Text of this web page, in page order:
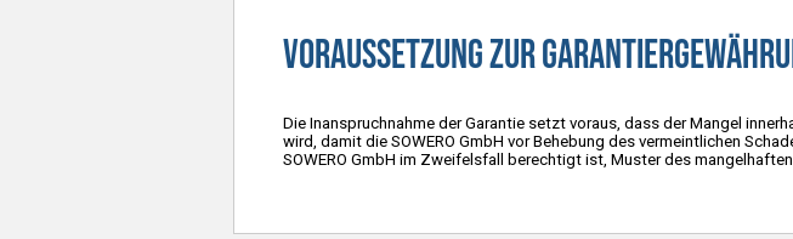
Voraussetzung zur
Die Inanspruchnahme der Garantie setzt voraus, dass der Mangel
wird, damit die SOWERO GmbH vor Behebung des vermeintlichen
SOWERO GmbH im Zweifelsfall berechtigt ist, Muster des